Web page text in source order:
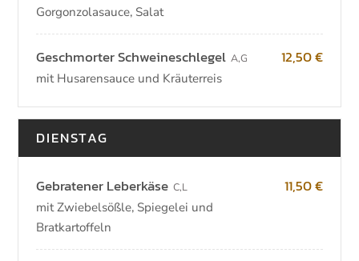
Gorgonzolasauce, Salat
Geschmorter Schweineschlegel A,G
mit Husarensauce und Kräuterreis
12,50 €
DIENSTAG
Gebratener Leberkäse C,L
mit Zwiebelsößle, Spiegelei und
Bratkartoffeln
11,50 €